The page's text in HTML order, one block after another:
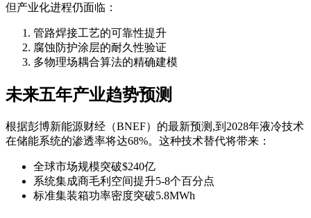
但产业化进程仍面临：
管路焊接工艺的可靠性提升
腐蚀防护涂层的耐久性验证
多物理场耦合算法的精确建模
未来五年产业趋势预测
根据彭博新能源财经（BNEF）的最新预测,到2028年液冷技术
在储能系统的渗透率将达68%。这种技术替代将带来：
全球市场规模突破$240亿
系统集成商毛利空间提升5-8个百分点
标准集装箱功率密度突破5.8MWh